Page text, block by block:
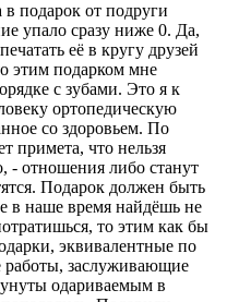
подарок от подруги
упало сразу ниже 0. Да,
её в кругу друзей
этим подарком мне
с зубами. Это я к
ортопедическую
со здоровьем. По
примета, что нельзя
- отношения либо станут
Подарок должен быть
в наше время найдёшь не
то этим как бы
эквивалентные по
работы, заслуживающие
одариваемым в